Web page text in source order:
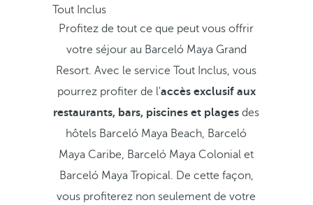
Tout Inclus
Profitez de tout ce que peut vous offrir
votre séjour au Barceló Maya Grand
Resort. Avec le service Tout Inclus, vous
pourrez profiter de l'accès exclusif aux
restaurants, bars, piscines et plages des
hôtels Barceló Maya Beach, Barceló
Maya Caribe, Barceló Maya Colonial et
Barceló Maya Tropical. De cette façon,
vous profiterez non seulement de votre